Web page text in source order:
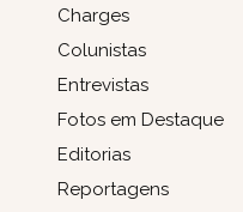
Charges
Colunistas
Entrevistas
Fotos em Destaque
Editorias
Reportagens